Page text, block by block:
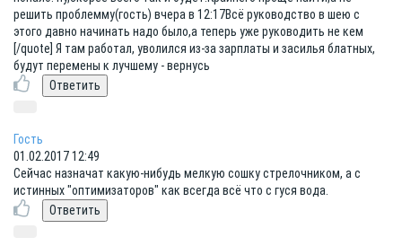
решить проблемму(гость) вчера в 12:17Всё руководство в шею с
этого давно начинать надо было,а теперь уже руководить не кем
[/quote] Я там работал, уволился из-за зарплаты и засилья блатных,
будут перемены к лучшему - вернусь
Гость
01.02.2017 12:49
Сейчас назначат какую-нибудь мелкую сошку стрелочником, а с
истинных "оптимизаторов" как всегда всё что с гуся вода.